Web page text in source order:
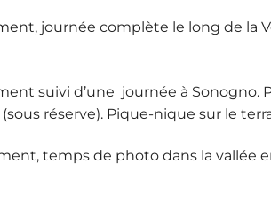
journée complète le long de la
suivi d’une journée à Sonogno.
réserve). Pique-nique sur le
temps de photo dans la vallée